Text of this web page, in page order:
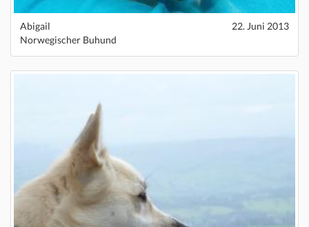
Abigail
22. Juni 2013
Norwegischer Buhund